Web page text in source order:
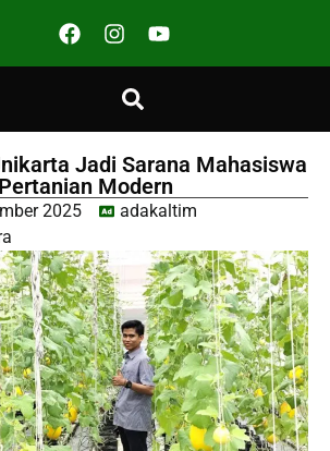
Jadi Sarana Mahasiswa
Modern
2025
adakaltim